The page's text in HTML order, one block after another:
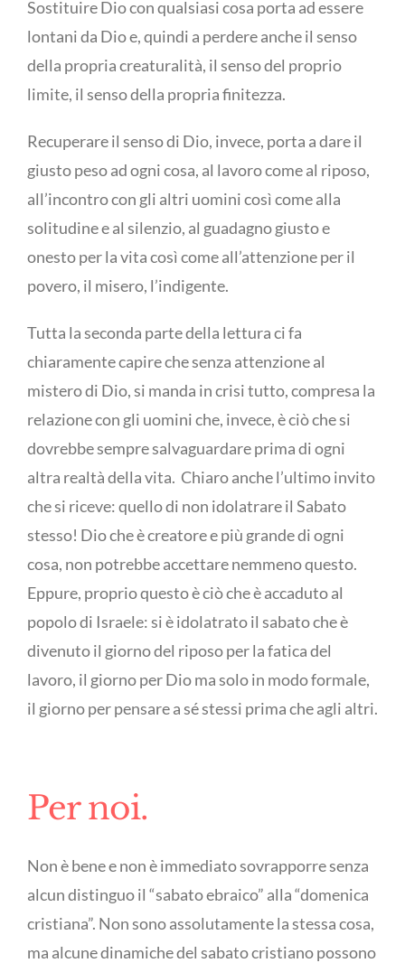
Sostituire Dio con qualsiasi cosa porta ad essere
lontani da Dio e, quindi a perdere anche il senso
della propria creaturalità, il senso del proprio
limite, il senso della propria finitezza.
Recuperare il senso di Dio, invece, porta a dare il
giusto peso ad ogni cosa, al lavoro come al riposo,
all’incontro con gli altri uomini così come alla
solitudine e al silenzio, al guadagno giusto e
onesto per la vita così come all’attenzione per il
povero, il misero, l’indigente.
Tutta la seconda parte della lettura ci fa
chiaramente capire che senza attenzione al
mistero di Dio, si manda in crisi tutto, compresa la
relazione con gli uomini che, invece, è ciò che si
dovrebbe sempre salvaguardare prima di ogni
altra realtà della vita. Chiaro anche l’ultimo invito
che si riceve: quello di non idolatrare il Sabato
stesso! Dio che è creatore e più grande di ogni
cosa, non potrebbe accettare nemmeno questo.
Eppure, proprio questo è ciò che è accaduto al
popolo di Israele: si è idolatrato il sabato che è
divenuto il giorno del riposo per la fatica del
lavoro, il giorno per Dio ma solo in modo formale,
il giorno per pensare a sé stessi prima che agli altri.
Per noi.
Non è bene e non è immediato sovrapporre senza
alcun distinguo il “sabato ebraico” alla “domenica
cristiana”. Non sono assolutamente la stessa cosa,
ma alcune dinamiche del sabato cristiano possono